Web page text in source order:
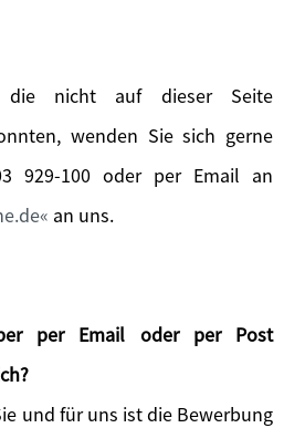
die nicht auf dieser Seite
wenden Sie sich gerne
929-100 oder per Email an
an uns.
per Email oder per Post
und für uns ist die Bewerbung